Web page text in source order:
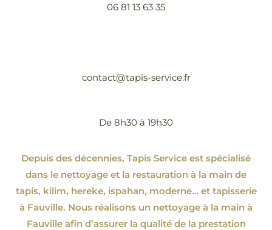
06 81 13 63 35
contact@tapis-service.fr
De 8h30 à 19h30
Depuis des décennies, Tapis Service est spécialisé
dans le nettoyage et la restauration à la main de
tapis, kilim, hereke, ispahan, moderne…et tapisserie
à Fauville. Nous réalisons un nettoyage à la main à
Fauville afin d’assurer la qualité de la prestation